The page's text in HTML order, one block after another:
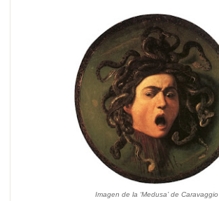
Imagen de la ‘Medusa’ de Caravaggio